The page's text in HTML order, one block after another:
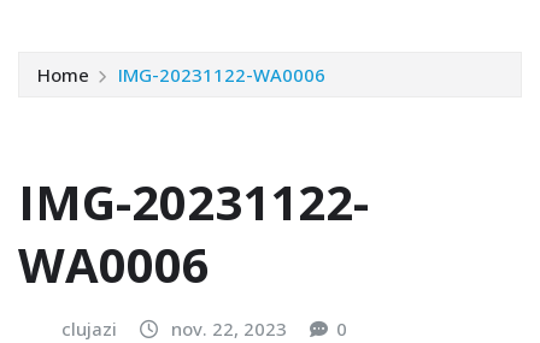
Home IMG-20231122-WA0006
IMG-20231122-
WA0006
clujazi nov. 22, 2023 0